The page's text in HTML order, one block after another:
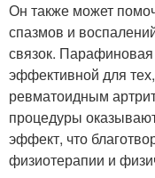
Он также может
спазмов и
связок.
эффективной для
ревматоидным
процедуры
эффект, что
физиотерапии и